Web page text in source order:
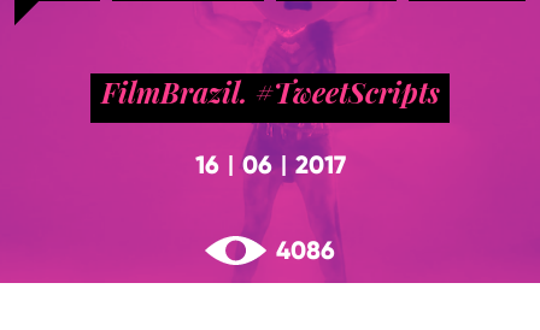
FilmBrazil. #TweetScripts
16 06| 2017
4086